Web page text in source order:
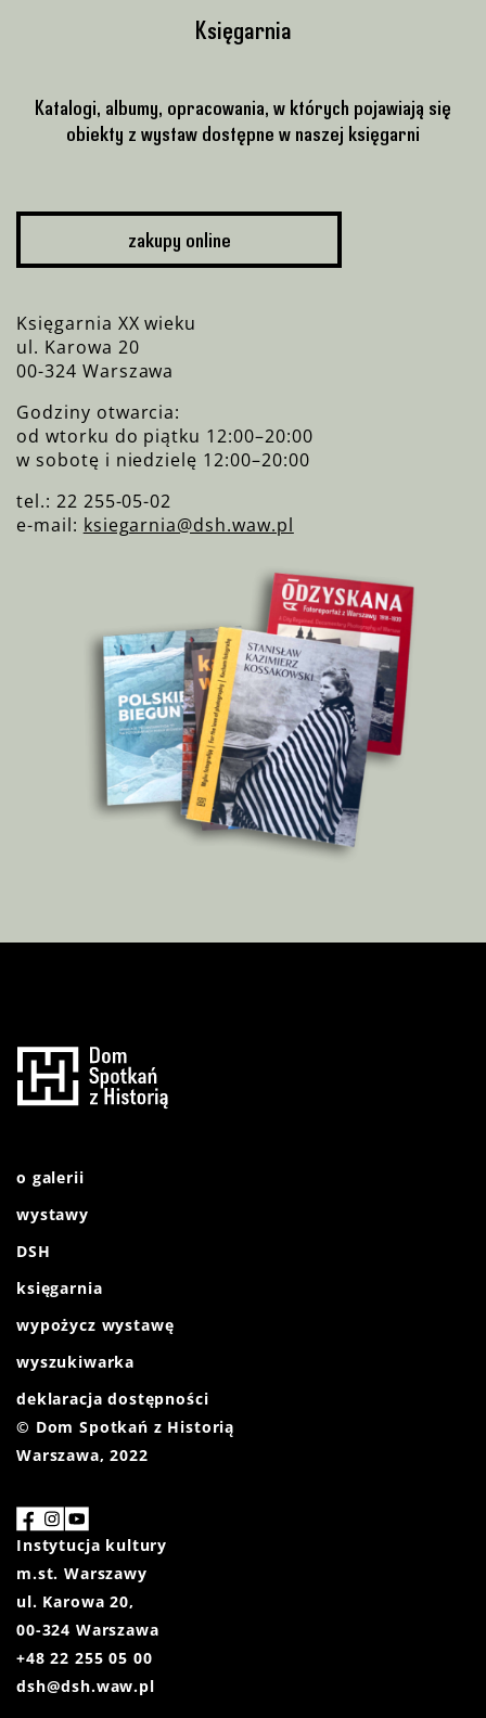
Księgarnia
Katalogi, albumy, opracowania, w których pojawiają się
obiekty z wystaw dostępne w naszej księgarni
zakupy online
Księgarnia XX wieku
ul. Karowa 20
00-324 Warszawa
Godziny otwarcia:
od wtorku do piątku 12:00–20:00
w sobotę i niedzielę 12:00–20:00
tel.: 22 255-05-02
e-mail: ksiegarnia@dsh.waw.pl
o galerii
wystawy
DSH
księgarnia
wypożycz wystawę
wyszukiwarka
deklaracja dostępności
© Dom Spotkań z Historią
Warszawa, 2022
Instytucja kultury
m.st. Warszawy
ul. Karowa 20,
00-324 Warszawa
+48 22 255 05 00
dsh@dsh.waw.pl